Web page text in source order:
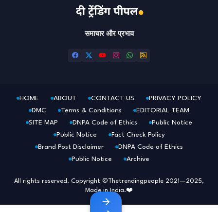
समाचार और प्रभाव
All rights reserved. Copyright ©Thetrendingpeople 2021—2025,
Made in India.❤️
HOME ABOUT CONTACT US
PRIVACY POLICY
DMC
Terms & Conditions
EDITORIAL TEAM
SITE MAP
DNPA Code of Ethics
Public Notice
Public Notice
Fact Check Policy
Brand Post Disclaimer
DNPA Code of Ethics
Public Notice
Archive